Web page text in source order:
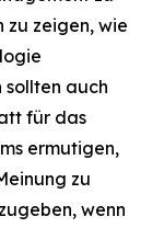
zu zeigen, wie
sollten auch
für das
ermutigen,
zu
wenn